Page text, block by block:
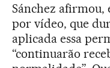
Sánchez
por vídeo, que
aplicada essa
“continuarão